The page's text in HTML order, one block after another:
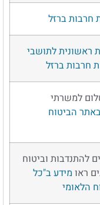
חרבות ברזל
ראשונית לתושבי
חרבות ברזל
למשרתי
הביטוח
להתנדבות וביטוח
ראו מידע ב"כל
הלאומי